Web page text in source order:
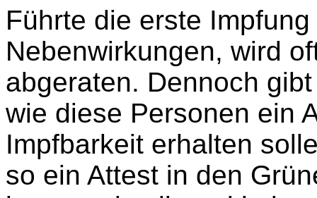
Führte die erste
Nebenwirkungen, wird
abgeraten. Dennoch
wie diese Personen ein
Impfbarkeit erhalten
so ein Attest in den